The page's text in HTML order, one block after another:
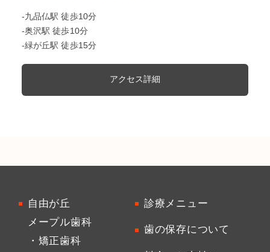
-九品仏駅 徒歩10分
-奥沢駅 徒歩10分
-緑が丘駅 徒歩15分
アクセス詳細
自由が丘
メープル歯科
・矯正歯科
診療メニュー
歯の保存について